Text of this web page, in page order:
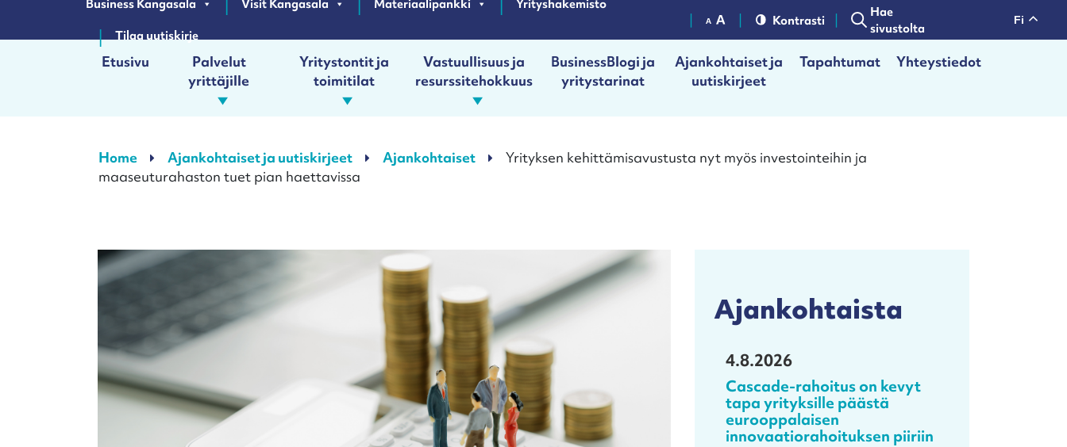
Business Kangasala Visit Kangasala Materiaalipankki
Yrityshakemisto
Tilaa uutiskirje
Kontrasti
Hae
sivustolta
Päävalikko
Etusivu
Palvelut
yrittäjille
Yritystontit ja
toimitilat
Vastuullisuus ja
resurssitehokkuus
BusinessBlogi ja
yritystarinat
Ajankohtaiset ja
uutiskirjeet
Tapahtumat Yhteystiedot
Home Ajankohtaiset ja uutiskirjeet Ajankohtaiset
Yrityksen kehittämisavustusta nyt myös investointeihin ja
maaseuturahaston tuet pian haettavissa
Ajankohtaista
4.8.2026
Cascade-rahoitus on kevyt
tapa yrityksille päästä
eurooppalaisen
innovaatiorahoituksen piiriin
fi